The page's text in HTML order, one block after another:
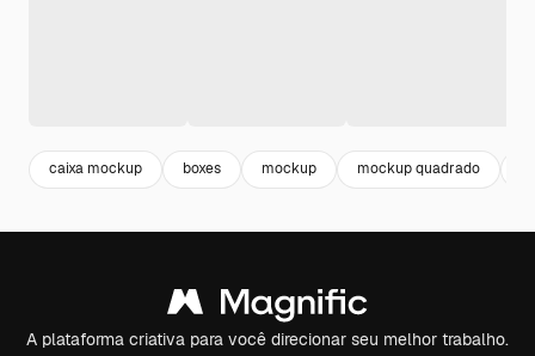
caixa mockup boxes mockup mockup quadrado
A plataforma criativa para você direcionar seu melhor trabalho.